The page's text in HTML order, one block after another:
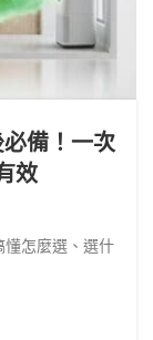
備！一次
效
懂怎麼選、選什